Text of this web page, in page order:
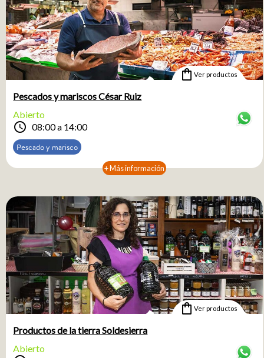
shopping_bag Ver productos
Pescados y mariscos César Ruiz
Abierto
schedule 08:00 a 14:00
Pescado y marisco
+ Más información
shopping_bag Ver productos
Productos de la tierra Soldesierra
Abierto